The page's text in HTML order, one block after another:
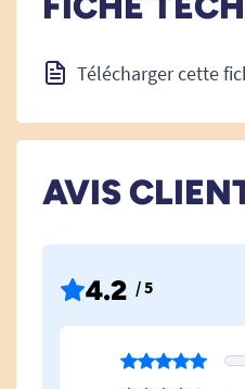
Des élastiques sont
en fixant le masque sur
Télécharger cette
AVIS
4.2 / 5